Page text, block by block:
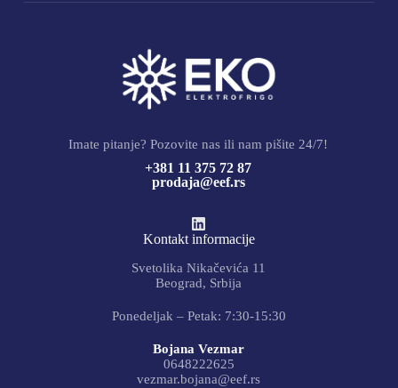
Imate pitanje? Pozovite nas ili nam pišite 24/7!
+381 11 375 72 87
prodaja@eef.rs
Kontakt informacije
Svetolika Nikačevića 11
Beograd, Srbija
Ponedeljak – Petak: 7:30-15:30
Bojana Vezmar
0648222625
vezmar.bojana@eef.rs